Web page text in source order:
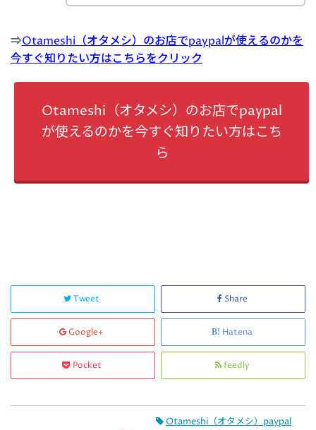
⇒Otameshi（オタメシ）のお店でpaypalが使えるのかを
今すぐ知りたい方はこちらをクリック
Otameshi（オタメシ）のお店でpaypal
が使えるのかを今すぐ知りたい方はこち
ら
Tweet Share
Google+ Hatena
Pocket feedly
Otameshi（オタメシ）paypal